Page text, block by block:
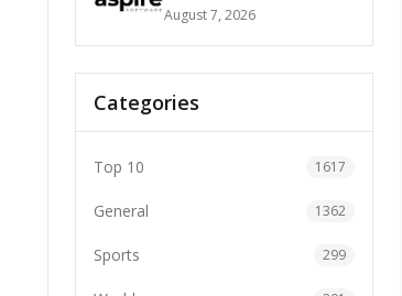
The World 2026
August 7, 2026
Categories
Top 10 1617
General 1362
Sports 299